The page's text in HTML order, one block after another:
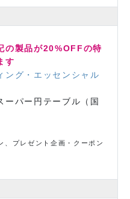
の製品が20%OFFの特
す
ング・エッセンシャル
ーパー円テーブル（国
プレゼント企画・クーポン